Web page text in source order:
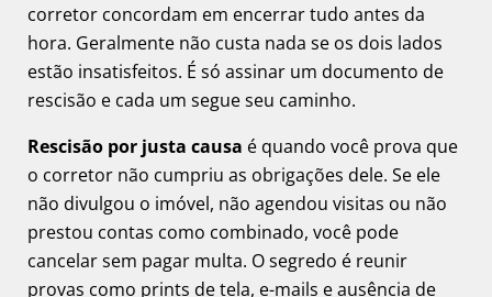
corretor concordam em encerrar tudo antes da
hora. Geralmente não custa nada se os dois lados
estão insatisfeitos. É só assinar um documento de
rescisão e cada um segue seu caminho.
Rescisão por justa causa é quando você prova que
o corretor não cumpriu as obrigações dele. Se ele
não divulgou o imóvel, não agendou visitas ou não
prestou contas como combinado, você pode
cancelar sem pagar multa. O segredo é reunir
provas como prints de tela, e-mails e ausência de